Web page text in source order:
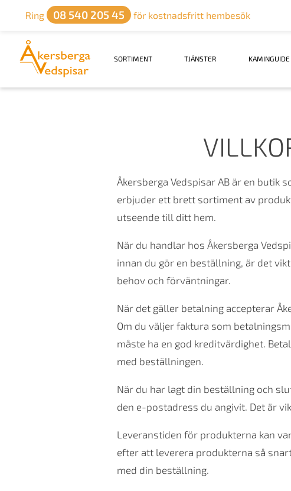
Ring 08 540 205 45 för kostnadsfritt hembesök
SORTIMENT TJÄNSTER KAMINGUIDE
Åkersberga Vedspisar AB är en butik
erbjuder ett brett sortiment av
utseende till ditt hem.
När du handlar hos Åkersberga
innan du gör en beställning, är det
behov och förväntningar.
När det gäller betalning accepterar
Om du väljer faktura som
måste ha en god kreditvärdighet.
med beställningen.
När du har lagt din beställning och
den e-postadress du angivit. Det är
Leveranstiden för produkterna kan
efter att leverera produkterna så
med din beställning.